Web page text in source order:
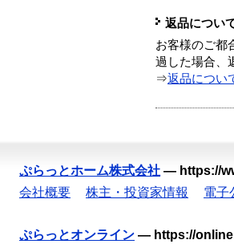
返品につい
お客様のご都
過した場合、
⇒返品につい
ぷらっとホーム株式会社 — https://
会社概要
株主・投資家情報 電子
ぷらっとオンライン — https://